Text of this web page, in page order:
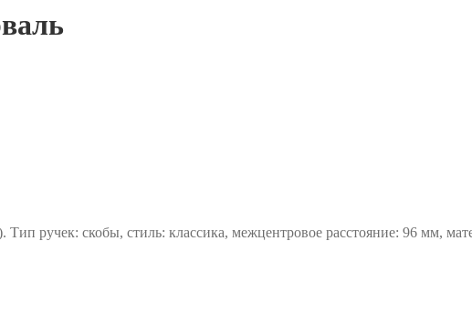
ручек: скобы, стиль: классика, межцентровое расстояние: 96 мм,